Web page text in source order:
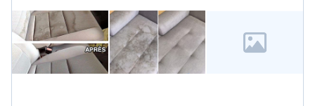
compétitif Nos Service Canapé Tapis Chaise Matelas
Siège de voiture ...